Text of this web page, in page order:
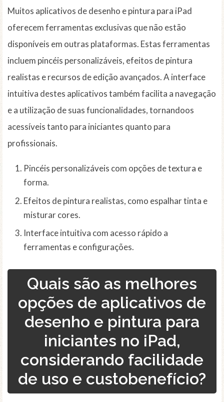
Muitos aplicativos de desenho e pintura para iPad
oferecem ferramentas exclusivas que não estão
disponíveis em outras plataformas. Estas ferramentas
incluem pincéis personalizáveis, efeitos de pintura
realistas e recursos de edição avançados. A interface
intuitiva destes aplicativos também facilita a navegação
e a utilização de suas funcionalidades, tornandoos
acessíveis tanto para iniciantes quanto para
profissionais.
Pincéis personalizáveis com opções de textura e
forma.
Efeitos de pintura realistas, como espalhar tinta e
misturar cores.
Interface intuitiva com acesso rápido a
ferramentas e configurações.
Quais são as melhores
opções de aplicativos de
desenho e pintura para
iniciantes no iPad,
considerando facilidade
de uso e custobenefício?